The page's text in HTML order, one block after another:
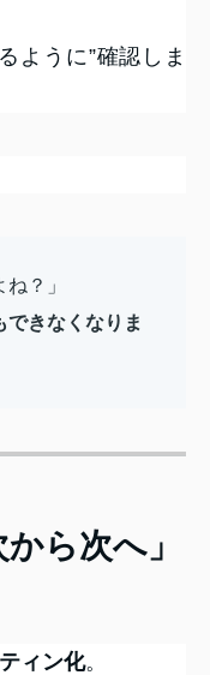
ように”確認しま
？」
できなくなりま
ら次へ」
ィン化。